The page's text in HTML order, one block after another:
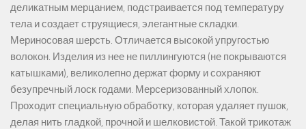
деликатным мерцанием, подстраивается под температуру
тела и создает струящиеся, элегантные складки.
Мериносовая шерсть. Отличается высокой упругостью
волокон. Изделия из нее не пиллингуются (не покрываются
катышками), великолепно держат форму и сохраняют
безупречный лоск годами. Мерсеризованный хлопок.
Проходит специальную обработку, которая удаляет пушок,
делая нить гладкой, прочной и шелковистой. Такой трикотаж